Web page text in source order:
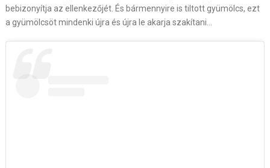
bebizonyítja az ellenkezőjét. És bármennyire is tiltott gyümölcs, ezt
a gyümölcsöt mindenki újra és újra le akarja szakítani…